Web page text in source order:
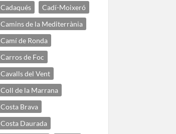
Cadaqués
Cadí-Moixeró
Camins de la Mediterrània
Camí de Ronda
Carros de Foc
Cavalls del Vent
Coll de la Marrana
Costa Brava
Costa Daurada